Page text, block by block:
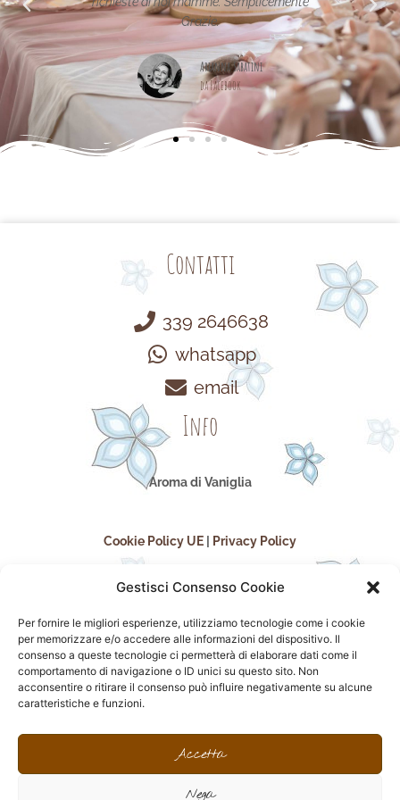
Gestisci Consenso Cookie
Per fornire le migliori esperienze, utilizziamo tecnologie come i cookie
per memorizzare e/o accedere alle informazioni del dispositivo. Il
consenso a queste tecnologie ci permetterà di elaborare dati come il
comportamento di navigazione o ID unici su questo sito. Non
acconsentire o ritirare il consenso può influire negativamente su alcune
caratteristiche e funzioni.
Accetta
Nega
Maria Teresa Masela
da Facebook
Contatti
339 2646638
whatsapp
email
Info
Aroma di Vaniglia
Cookie Policy UE Privacy Policy
seguici sui social
F
e
I
n
t
a
P
i
t
F
c